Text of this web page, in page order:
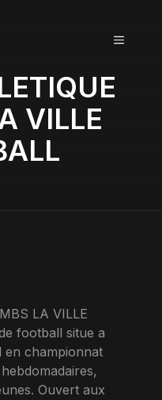
MENU
VILLE
LA VILLE
football situe a
en championnat
Ouvert aux